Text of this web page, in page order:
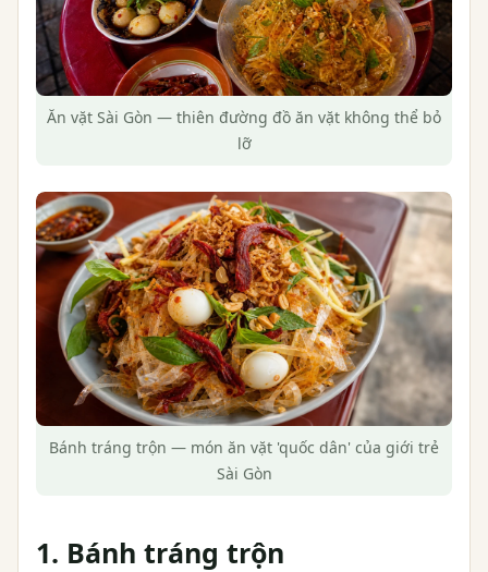
Ăn vặt Sài Gòn — thiên đường đồ ăn vặt không thể bỏ
lỡ
Bánh tráng trộn — món ăn vặt 'quốc dân' của giới trẻ
Sài Gòn
1. Bánh tráng trộn